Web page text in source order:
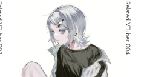
003 Related VTuber 004